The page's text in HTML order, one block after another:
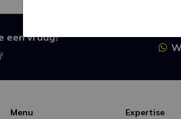
een vraag?
Menu
Expertise